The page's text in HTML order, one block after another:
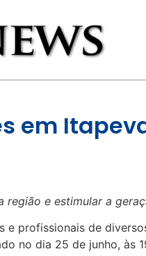
em
e estimular a
e profissionais de
no dia 25 de junho, às